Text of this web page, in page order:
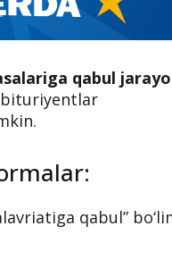
qabul
qabul”